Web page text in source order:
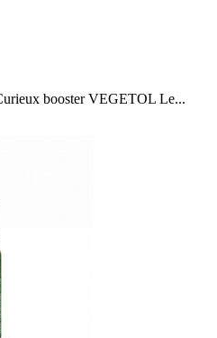
booster VEGETOL Le...